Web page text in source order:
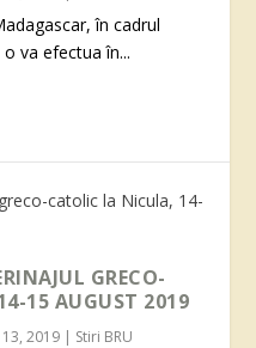
în cadrul
va efectua în...
GRECO-
15 AUGUST 2019
2019 | Stiri BRU